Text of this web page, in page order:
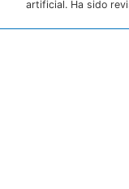
artificial. Ha sido